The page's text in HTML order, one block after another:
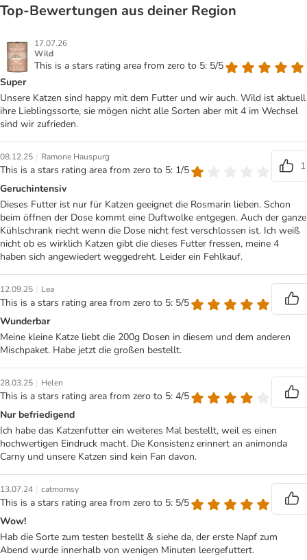
Top‑Bewertungen aus deiner Region
17.07.26
Wild
This is a stars rating area from zero to 5: 5/5
Super
Unsere Katzen sind happy mit dem Futter und wir auch. Wild ist aktuell
ihre Lieblingssorte, sie mögen nicht alle Sorten aber mit 4 im Wechsel
sind wir zufrieden.
08.12.25 | Ramone Hauspurg
This is a stars rating area from zero to 5: 1/5
1
Geruchintensiv
Dieses Futter ist nur für Katzen geeignet die Rosmarin lieben. Schon
beim öffnen der Dose kommt eine Duftwolke entgegen. Auch der ganze
Kühlschrank riecht wenn die Dose nicht fest verschlossen ist. Ich weiß
nicht ob es wirklich Katzen gibt die dieses Futter fressen, meine 4
haben sich angewiedert weggedreht. Leider ein Fehlkauf.
12.09.25 | Lea
This is a stars rating area from zero to 5: 5/5
Wunderbar
Meine kleine Katze liebt die 200g Dosen in diesem und dem anderen
Mischpaket. Habe jetzt die großen bestellt.
28.03.25 | Helen
This is a stars rating area from zero to 5: 4/5
Nur befriedigend
Ich habe das Katzenfutter ein weiteres Mal bestellt, weil es einen
hochwertigen Eindruck macht. Die Konsistenz erinnert an animonda
Carny und unsere Katzen sind kein Fan davon.
13.07.24 | catmomsy
This is a stars rating area from zero to 5: 5/5
Wow!
Hab die Sorte zum testen bestellt & siehe da, der erste Napf zum
Abend wurde innerhalb von wenigen Minuten leergefuttert.